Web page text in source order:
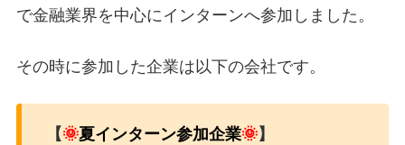
で金融業界を中心にインターンへ参加しました。
その時に参加した企業は以下の会社です。
【🌞夏インターン参加企業🌞】